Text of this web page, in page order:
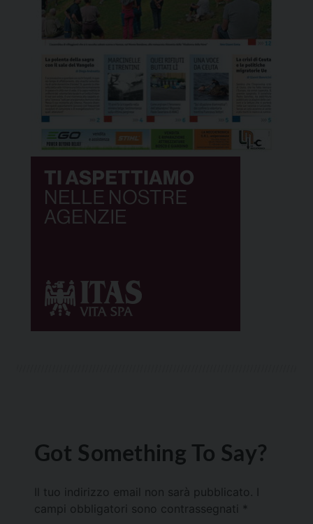
Got Something To Say?
Il tuo indirizzo email non sarà pubblicato.
campi obbligatori sono contrassegnati *